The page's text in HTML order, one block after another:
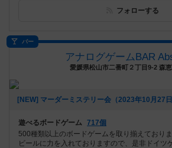
フォローする
バー
アナログゲームBAR
愛媛県松山市二番町２丁目9-2 森
[NEW] マーダーミステリー会（2023年10月27日
遊べるボードゲーム 717個
500種類以上のボードゲームを取り揃えており
ビールに力を入れておりますので、是非ドイツ